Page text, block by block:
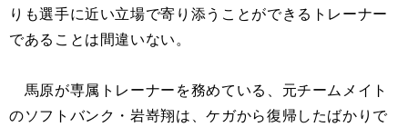
りも選手に近い立場で寄り添うことができるトレーナー
であることは間違いない。
馬原が専属トレーナーを務めている、元チームメイト
のソフトバンク・岩嵜翔は、ケガから復帰したばかりで